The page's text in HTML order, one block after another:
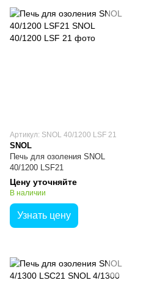
Артикул: SNOL 40/1200 LSF 21
SNOL
Печь для озоления SNOL
40/1200 LSF21
Цену уточняйте
В наличии
Узнать цену